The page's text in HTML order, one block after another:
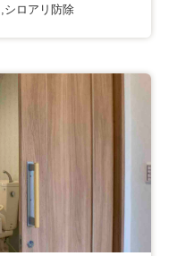
シロアリ防除